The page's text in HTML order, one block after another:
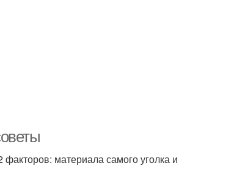
факторов: материала самого уголка и